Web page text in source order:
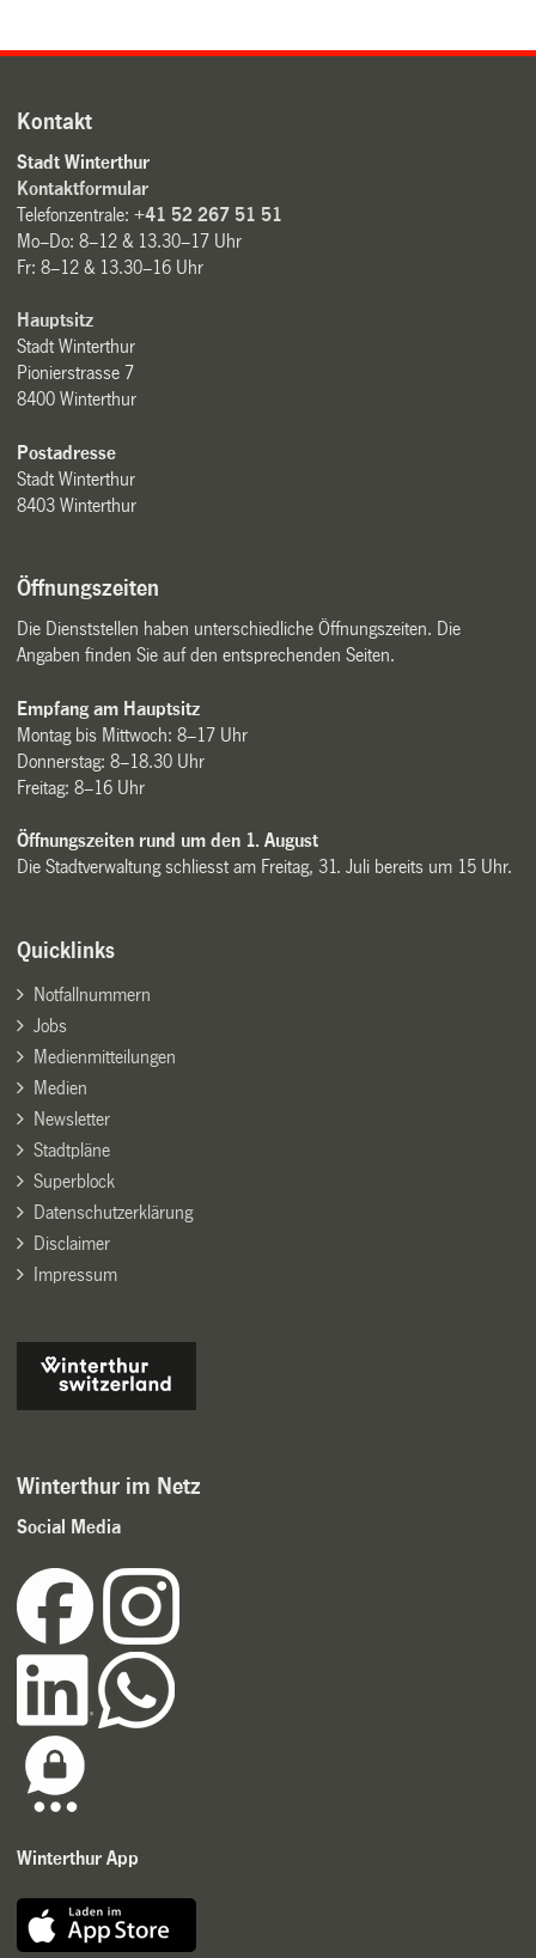
Kontakt
Stadt Winterthur
Kontaktformular
Telefonzentrale:+41 52 267 51 51
Mo–Do: 8–12 & 13.30–17 Uhr
Fr: 8–12 & 13.30–16 Uhr
Hauptsitz
Stadt Winterthur
Pionierstrasse 7
8400 Winterthur
Postadresse
Stadt Winterthur
8403 Winterthur
Öffnungszeiten
Die Dienststellen haben unterschiedliche Öffnungszeiten. Die
Angaben finden Sie auf den entsprechenden Seiten.
Empfang am Hauptsitz
Montag bis Mittwoch: 8–17 Uhr
Donnerstag: 8–18.30 Uhr
Freitag: 8–16 Uhr
Öffnungszeiten rund um den 1. August
Die Stadtverwaltung schliesst am Freitag, 31. Juli bereits um 15 Uhr.
Quicklinks
Notfallnummern
Jobs
Medienmitteilungen
Medien
Newsletter
Stadtpläne
Superblock
Datenschutzerklärung
Disclaimer
Impressum
Winterthur im Netz
Social Media
Winterthur App